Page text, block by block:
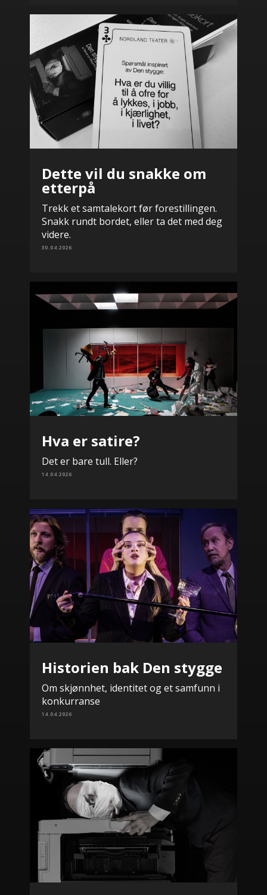
Dette vil du snakke om
etterpå
Trekk et samtalekort før forestillingen.
Snakk rundt bordet, eller ta det med deg
videre.
30.04.2026
Hva er satire?
Det er bare tull. Eller?
14.04.2026
Historien bak Den stygge
Om skjønnhet, identitet og et samfunn i
konkurranse
14.04.2026